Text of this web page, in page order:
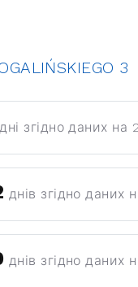
3
дні згідно даних
днів згідно даних
днів згідно даних